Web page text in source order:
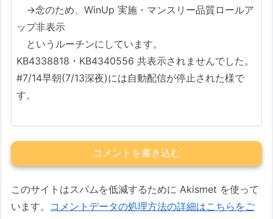
→念のため、WinUp 実施・マンスリー品質ロールア
ップ非表示
というルーチンにしています。
KB4338818・KB4340556 共表示されませんでした。
#7/14早朝(7/13深夜)には自動配信が停止された様で
す。
コメントを書き込む
このサイトはスパムを低減するために Akismet を使って
います。 コメントデータの処理方法の詳細はこちらをご